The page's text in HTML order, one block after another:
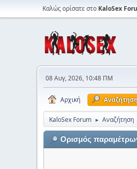
Καλώς ορίσατε στο KaloSex
08 Αυγ, 2026, 10:48 ΠΜ
Αρχική
KaloSex Forum ► Αναζήτηση
Ορισμός